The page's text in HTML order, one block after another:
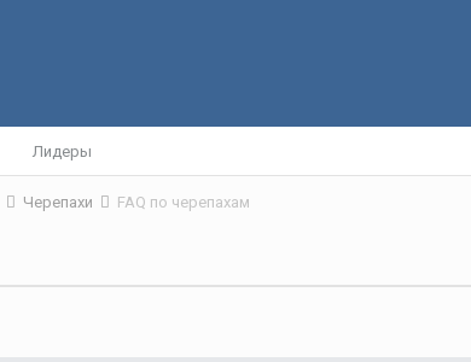
Лидеры
Черепахи FAQ по черепахам